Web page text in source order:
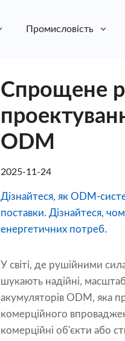
Промисловість
Спрощене
ODM
2025-11-24
Дізнайтеся, як ODM-
поставки. Дізнайтеся,
енергетичних потреб.
У світі, де рушійними
шукають надійні,
акумуляторів ODM, яка
комерційного
комерційні об'єкти або